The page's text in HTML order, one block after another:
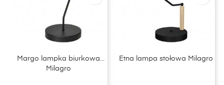
Margo lampka biurkowa
Milagro
Etna lampa stołowa Milagro